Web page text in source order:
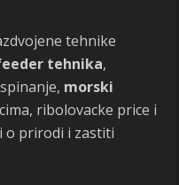
tehnike
tehnika,
morski
ribolovacke price i
o prirodi i zastiti